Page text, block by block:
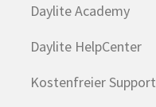
Daylite Academy
Daylite HelpCenter
Kostenfreier Support